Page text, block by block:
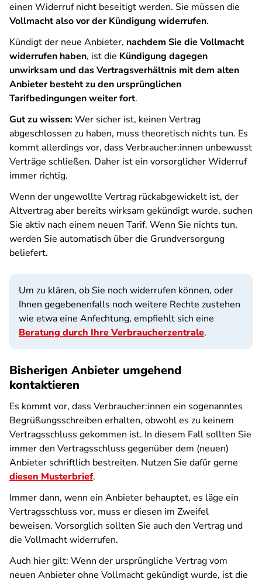
einen Widerruf nicht beseitigt werden. Sie müssen die
Vollmacht also vor der Kündigung widerrufen.
Kündigt der neue Anbieter, nachdem Sie die Vollmacht
widerrufen haben, ist die Kündigung dagegen
unwirksam und das Vertragsverhältnis mit dem alten
Anbieter besteht zu den ursprünglichen
Tarifbedingungen weiter fort.
Gut zu wissen:Wer sicher ist, keinen Vertrag
abgeschlossen zu haben, muss theoretisch nichts tun. Es
kommt allerdings vor, dass Verbraucher:innen unbewusst
Verträge schließen. Daher ist ein vorsorglicher Widerruf
immer richtig.
Wenn der ungewollte Vertrag rückabgewickelt ist, der
Altvertrag aber bereits wirksam gekündigt wurde, suchen
Sie aktiv nach einem neuen Tarif. Wenn Sie nichts tun,
werden Sie automatisch über die Grundversorgung
beliefert.
Um zu klären, ob Sie noch widerrufen können, oder
Ihnen gegebenenfalls noch weitere Rechte zustehen
wie etwa eine Anfechtung, empfiehlt sich eine
Beratung durch Ihre Verbraucherzentrale.
Bisherigen Anbieter umgehend
kontaktieren
Es kommt vor, dass Verbraucher:innen ein sogenanntes
Begrüßungsschreiben erhalten, obwohl es zu keinem
Vertragsschluss gekommen ist. In diesem Fall sollten Sie
immer den Vertragsschluss gegenüber dem (neuen)
Anbieter schriftlich bestreiten. Nutzen Sie dafür gerne
diesen Musterbrief.
Immer dann, wenn ein Anbieter behauptet, es läge ein
Vertragsschluss vor, muss er diesen im Zweifel
beweisen. Vorsorglich sollten Sie auch den Vertrag und
die Vollmacht widerrufen.
Auch hier gilt: Wenn der ursprüngliche Vertrag vom
neuen Anbieter ohne Vollmacht gekündigt wurde, ist die